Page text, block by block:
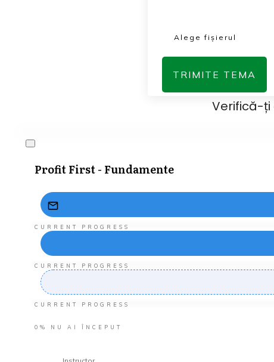
Alege fișierul
TRIMITE TEMA
Verifică-ți
Profit First - Fundamente
CURRENT PROGRESS
CURRENT PROGRESS
CURRENT PROGRESS
0% NU AI ÎNCEPUT